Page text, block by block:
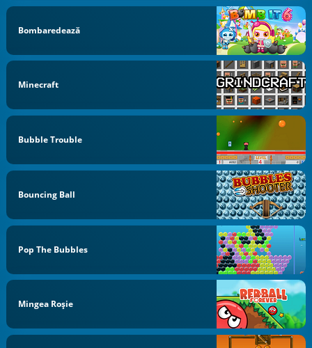
Bombaredează
Minecraft
Bubble Trouble
Bouncing Ball
Pop The Bubbles
Mingea Roşie